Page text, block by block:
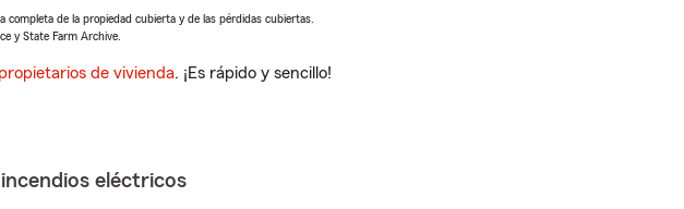
de la propiedad cubierta y de las pérdidas cubiertas.
y State Farm Archive.
de vivienda. ¡Es rápido y sencillo!
eléctricos